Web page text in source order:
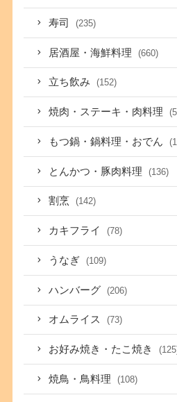
寿司 (235)
居酒屋・海鮮料理 (660)
立ち飲み (152)
焼肉・ステーキ・肉料理
もつ鍋・鍋料理・おでん
とんかつ・豚肉料理 (136)
割烹 (142)
カキフライ (78)
うなぎ (109)
ハンバーグ (206)
オムライス (73)
お好み焼き・たこ焼き
焼鳥・鳥料理 (108)